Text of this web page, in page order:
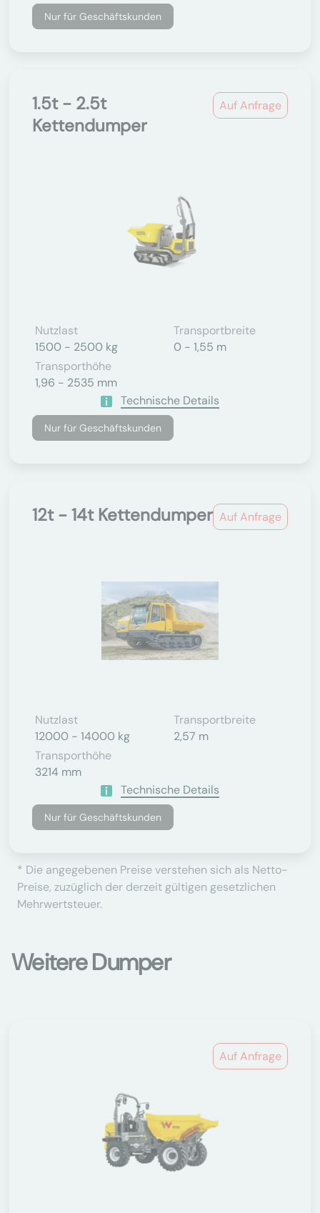
Nur für Geschäftskunden
Auf Anfrage
1.5t - 2.5t
Kettendumper
Nutzlast
1500 - 2500 kg
Transportbreite
0 - 1,55 m
Transporthöhe
1,96 - 2535 mm
Technische Details
Nur für Geschäftskunden
Auf Anfrage
12t - 14t Kettendumper
Nutzlast
12000 - 14000 kg
Transportbreite
2,57 m
Transporthöhe
3214 mm
Technische Details
Nur für Geschäftskunden
* Die angegebenen Preise verstehen sich als Netto-
Preise, zuzüglich der derzeit gültigen gesetzlichen
Mehrwertsteuer.
Weitere Dumper
Auf Anfrage